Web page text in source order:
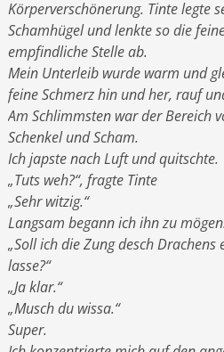
Körperverschönerung. Tinte legte
Schamhügel und lenkte so die
empfindliche Stelle ab.
Mein Unterleib wurde warm und
feine Schmerz hin und her, rauf
Am Schlimmsten war der Bereich
Schenkel und Scham.
Ich japste nach Luft und quitschte.
„Tuts weh?“, fragte Tinte
„Sehr witzig.“
Langsam begann ich ihn zu mögen.
„Soll ich die Zung desch
lasse?“
„Ja klar.“
„Musch du wissa.“
Super.